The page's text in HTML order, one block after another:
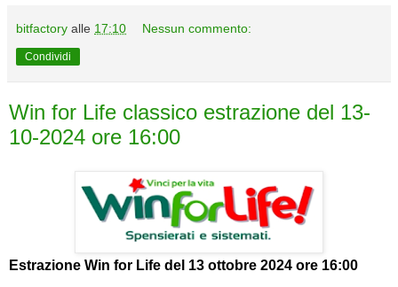
bitfactory alle 17:10 Nessun commento:
Condividi
Win for Life classico estrazione del 13-
10-2024 ore 16:00
Estrazione Win for Life del 13 ottobre 2024 ore 16:00